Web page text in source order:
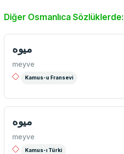
Diğer Osmanlıca Sözlüklerde:
میوه
meyve
Kamus-u Fransevi
میوه
meyve
Kamus-ı Türki